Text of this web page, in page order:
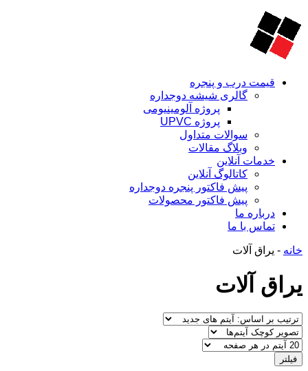
قیمت درب و پنجره
گالری شیشه دوجداره
پروژه آلومینیومی
پروژه UPVC
سوالات متداول
وبلاگ مقالات
خدمات آنلاین
کاتالوگ آنلاین
پیش فاکتور پنجره دوجداره
پیش فاکتور محصولات
درباره ما
تماس با ما
خانه - یراق آلات
یراق آلات